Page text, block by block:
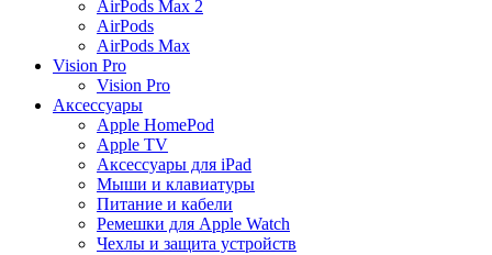
AirPods Max 2
AirPods
AirPods Max
Vision Pro
Vision Pro
Аксессуары
Apple HomePod
Apple TV
Аксессуары для iPad
Мыши и клавиатуры
Питание и кабели
Ремешки для Apple Watch
Чехлы и защита устройств